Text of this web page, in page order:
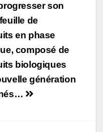
son
de
en phase
composé de
biologiques
génération